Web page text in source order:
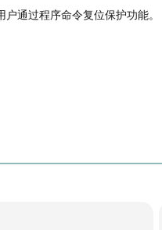
通过程序命令复位保护功能。